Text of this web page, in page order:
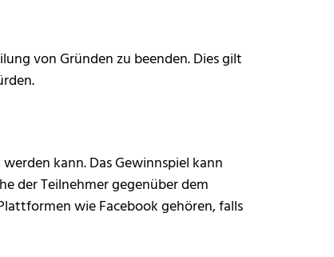
von Gründen zu beenden. Dies gilt
kann. Das Gewinnspiel kann
der Teilnehmer gegenüber dem
wie Facebook gehören, falls